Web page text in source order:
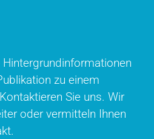
zu einem
Sie uns. Wir
oder vermitteln Ihnen